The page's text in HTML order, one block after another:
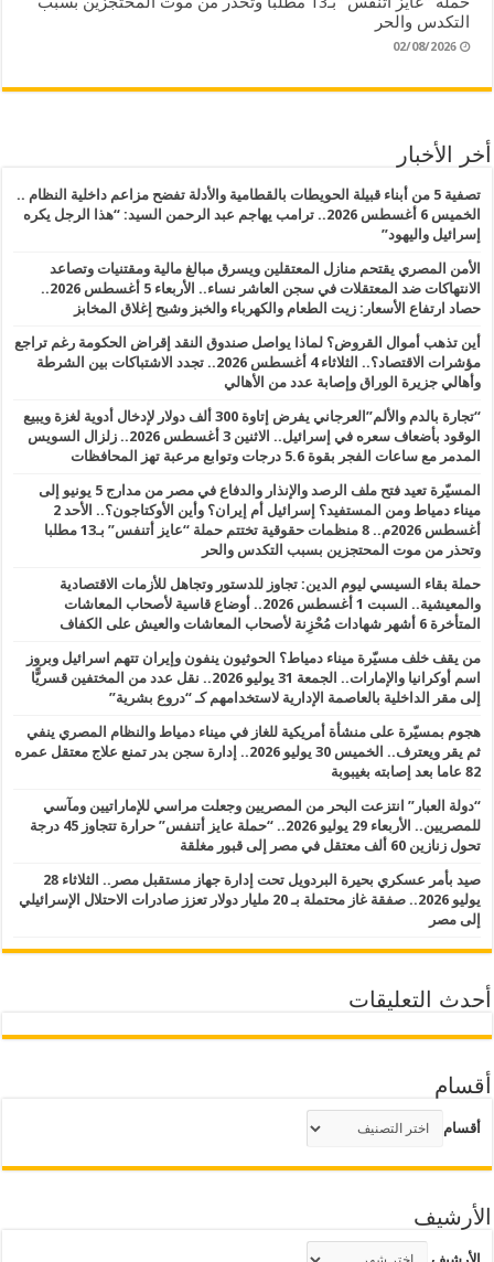
التكدس والحر
02/08/2026
أخر الأخبار
تصفية 5 من أبناء قبيلة الحويطات بالقطامية والأدلة تفضح مزاعم داخلية النظام ..
الخميس 6 أغسطس 2026.. ترامب يهاجم عبد الرحمن السيد: “هذا الرجل يكره
إسرائيل واليهود”
الأمن المصري يقتحم منازل المعتقلين ويسرق مبالغ مالية ومقتنيات وتصاعد
الانتهاكات ضد المعتقلات في سجن العاشر نساء.. الأربعاء 5 أغسطس 2026..
حصاد ارتفاع الأسعار: زيت الطعام والكهرباء والخبز وشبح إغلاق المخابز
أين تذهب أموال القروض؟ لماذا يواصل صندوق النقد إقراض الحكومة رغم تراجع
مؤشرات الاقتصاد؟.. الثلاثاء 4 أغسطس 2026.. تجدد الاشتباكات بين الشرطة
وأهالي جزيرة الوراق وإصابة عدد من الأهالي
“تجارة بالدم والألم”العرجاني يفرض إتاوة 300 ألف دولار لإدخال أدوية لغزة ويبيع
الوقود بأضعاف سعره في إسرائيل.. الاثنين 3 أغسطس 2026.. زلزال السويس
المدمر مع ساعات الفجر بقوة 5.6 درجات وتوابع مرعبة تهز المحافظات
المسيّرة تعيد فتح ملف الرصد والإنذار والدفاع في مصر من مدارج 5 يونيو إلى
ميناء دمياط ومن المستفيد؟ إسرائيل أم إيران؟ وأين الأوكتاجون؟.. الأحد 2
أغسطس 2026م.. 8 منظمات حقوقية تختتم حملة “عايز أتنفس” بـ13 مطلبا
وتحذر من موت المحتجزين بسبب التكدس والحر
حملة بقاء السيسي ليوم الدين: تجاوز للدستور وتجاهل للأزمات الاقتصادية
والمعيشية.. السبت 1 أغسطس 2026.. أوضاع قاسية لأصحاب المعاشات
المتأخرة 6 أشهر شهادات مُحْزِنة لأصحاب المعاشات والعيش على الكفاف
من يقف خلف مسيّرة ميناء دمياط؟ الحوثيون ينفون وإيران تتهم اسرائيل وبروز
اسم أوكرانيا والإمارات.. الجمعة 31 يوليو 2026.. نقل عدد من المختفين قسريًّا
إلى مقر الداخلية بالعاصمة الإدارية لاستخدامهم كـ “دروع بشرية”
هجوم بمسيّرة على منشأة أمريكية للغاز في ميناء دمياط والنظام المصري ينفي
ثم يقر ويعترف.. الخميس 30 يوليو 2026.. إدارة سجن بدر تمنع علاج معتقل عمره
82 عاما بعد إصابته بغيبوبة
“دولة العبار” انتزعت البحر من المصريين وجعلت مراسي للإماراتيين ومآسي
للمصريين.. الأربعاء 29 يوليو 2026.. “حملة عايز أتنفس” حرارة تتجاوز 45 درجة
تحول زنازين 60 ألف معتقل في مصر إلى قبور مغلقة
صيد بأمر عسكري بحيرة البردويل تحت إدارة جهاز مستقبل مصر.. الثلاثاء 28
يوليو 2026.. صفقة غاز محتملة بـ 20 مليار دولار تعزز صادرات الاحتلال الإسرائيلي
إلى مصر
أحدث التعليقات
أقسام
أقسام
الأرشيف